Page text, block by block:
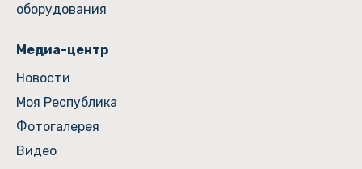
оборудования
Медиа-центр
Новости
Моя Республика
Фотогалерея
Видео